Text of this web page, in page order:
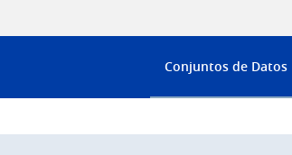
Conjuntos de Datos